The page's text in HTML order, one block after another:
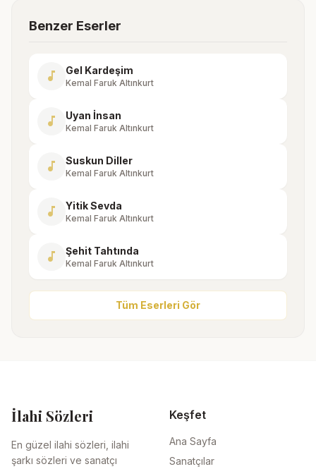
Benzer Eserler
music_note Gel Kardeşim
Kemal Faruk Altınkurt
music_note Uyan İnsan
Kemal Faruk Altınkurt
music_note Suskun Diller
Kemal Faruk Altınkurt
music_note Yitik Sevda
Kemal Faruk Altınkurt
music_note Şehit Tahtında
Kemal Faruk Altınkurt
Tüm Eserleri Gör
İlahi Sözleri
En güzel ilahi sözleri, ilahi
şarkı sözleri ve sanatçı
Keşfet
Ana Sayfa
Sanatçılar